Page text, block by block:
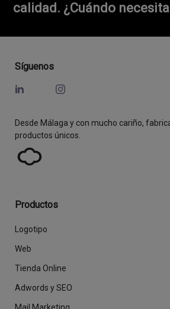
calidad. ¿Cuándo
Síguenos
Desde Málaga y con mucho cariño,
productos únicos.
Productos
Logotipo
Web
Tienda Online
Adwords y SEO